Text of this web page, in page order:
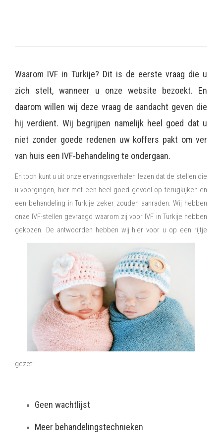
Waarom IVF in Turkije? Dit is de eerste vraag die u
zich stelt, wanneer u onze website bezoekt. En
daarom willen wij deze vraag de aandacht geven die
hij verdient. Wij begrijpen namelijk heel goed dat u
niet zonder goede redenen uw koffers pakt om ver
van huis een IVF-behandeling te ondergaan.
En toch kunt u uit onze ervaringsverhalen lezen dat de stellen die
u voorgingen, hier met een heel goed gevoel op terugkijken en
een behandeling in Turkije zeker zouden aanraden. Wij hebben
onze IVF-stellen gevraagd waarom zij voor IVF in Turkije hebben
gekozen. De antwoorden hebben wij hier voor u op een rijtje
gezet:
Geen wachtlijst
Meer behandelingstechnieken